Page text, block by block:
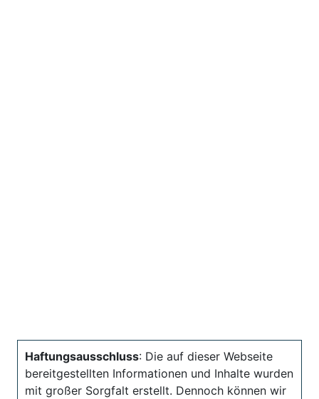
Haftungsausschluss: Die auf dieser Webseite
bereitgestellten Informationen und Inhalte wurden
mit großer Sorgfalt erstellt. Dennoch können wir